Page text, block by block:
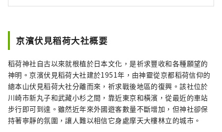
區。工廠每天24小時運轉，晚上工作燈亮起，
景」。 ◇生田綠地 雖然它位於距離東京僅幾分
括成排的水杉樹。在日本民居博物館，您可以
體驗25座被指定為文化財產的古民居，可以體
驗當地傳統的藍染工藝，還有一座專門紀念人
氣前衛藝術家岡本太郎的博物館。春天還可以
欣賞櫻花。 ◇川崎市藤子·F·不二雄博物館
館內展示著深受世界各地、尤其是亞洲地區喜
京濱伏見稻荷大社概要
稻荷神社自古以來就根植於日本文化，是祈求豐收和各種願望的
神明。京濱伏見稻荷大社建於1951年，由神靈從京都稻荷信仰的
總本山伏見稻荷大社分離而來，祈求戰後地區的復興。該社位於
川崎市新丸子和武藏小杉之間，靠近東京和橫濱，從最近的車站
步行即可到達。雖然近年來外國遊客數量不斷增加，但神社卻保
持著寧靜的氛圍，讓人難以相信它身處摩天大樓林立的城市。